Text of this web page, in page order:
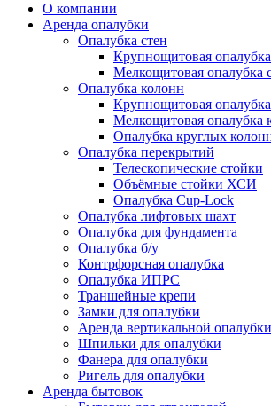
О компании
Аренда опалубки
Опалубка стен
Крупнощитовая опалубка
Мелкощитовая опалубка
Опалубка колонн
Крупнощитовая
Мелкощитовая опалубка
Опалубка круглых
Опалубка перекрытий
Телескопические стойки
Объёмные стойки ХСИ
Опалубка Cup-Lock
Опалубка лифтовых шахт
Опалубка для фундамента
Опалубка б/у
Контрфорсная опалубка
Опалубка ИПРС
Траншейные крепи
Замки для опалубки
Аренда вертикальной опалубки
Шпильки для опалубки
Фанера для опалубки
Ригель для опалубки
Аренда бытовок